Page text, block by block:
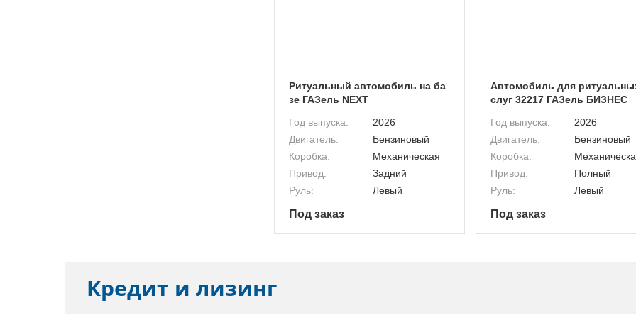
Ритуальный автомобиль на ба
зе ГАЗель NEXT
Год выпуска:
2026
Двигатель:
Бензиновый
Коробка:
Механическая
Привод:
Задний
Руль:
Левый
Под заказ
Автомобиль для
слуг 32217 ГАЗель БИЗНЕС
Год выпуска:
2026
Двигатель:
Бензиновый
Коробка:
Привод:
Полный
Руль:
Левый
Под заказ
Кредит и лизинг